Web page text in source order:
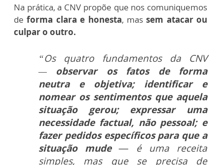
Na prática, a CNV propõe que nos comuniquemos
de forma clara e honesta, massem atacar ou
culpar o outro.
“Os quatro fundamentos da CNV
— observar os fatos de forma
neutra e objetiva; identificar e
nomear os sentimentos que aquela
situação gerou; expressar uma
necessidade factual, não pessoal; e
fazer pedidos específicos para que a
situação mude — é uma receita
simples, mas que se precisa de